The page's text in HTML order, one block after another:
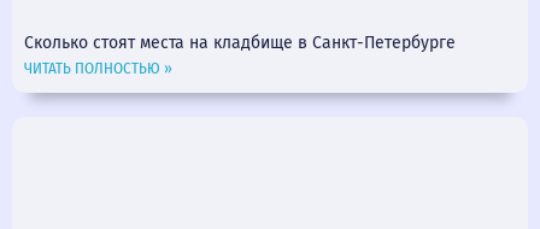
Сколько стоят места на кладбище в Санкт-Петербурге
ЧИТАТЬ ПОЛНОСТЬЮ »